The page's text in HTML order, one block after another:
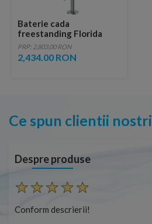
Baterie cada
freestanding Florida
Mono Free Circle
PRP: 2,803.00 RON
2,434.00 RON
Ce spun clientii nostri
Despre produse
Conform descrierii!